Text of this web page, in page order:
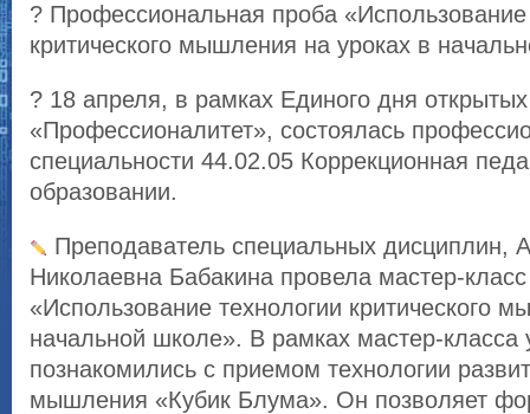
? Профессиональная проба «Использование
критического мышления на уроках в
? 18 апреля, в рамках Единого дня
«Профессионалитет», состоялась
специальности 44.02.05 Коррекционная
образовании.
Преподаватель специальных дисциплин,
Николаевна Бабакина провела мастер-
«Использование технологии критического
начальной школе». В рамках мастер-класса
познакомились с приемом технологии
мышления «Кубик Блума». Он позволяет